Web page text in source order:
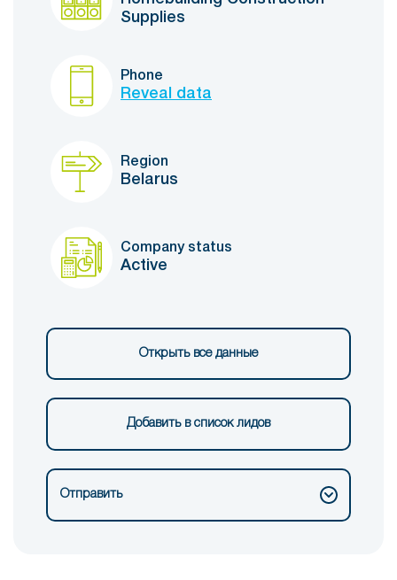
Supplies
Phone
Reveal data
Region
Belarus
Company status
Active
Открыть все данные
Добавить в список лидов
Отправить